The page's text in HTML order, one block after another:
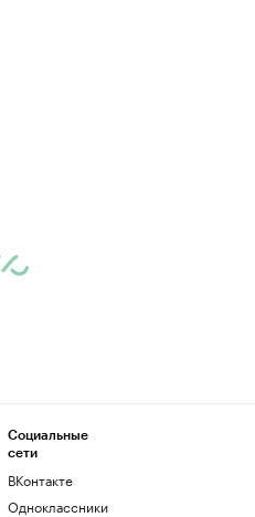
Социальные
сети
ВКонтакте
Одноклассники